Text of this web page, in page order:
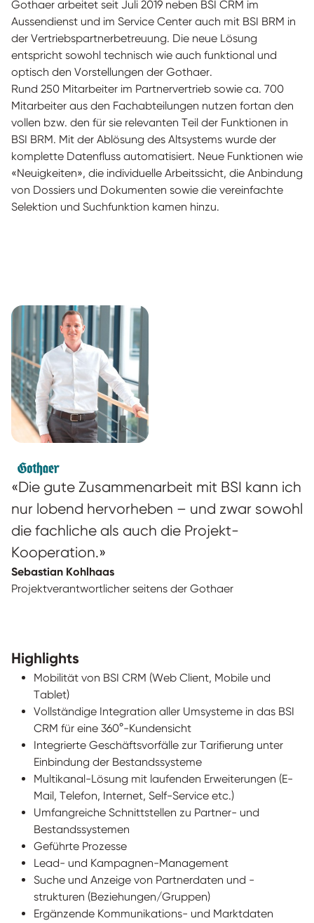
Gothaer arbeitet seit Juli 2019 neben BSI CRM im
Aussendienst und im Service Center auch mit BSI BRM in
der Vertriebspartnerbetreuung. Die neue Lösung
entspricht sowohl technisch wie auch funktional und
optisch den Vorstellungen der Gothaer.
Rund 250 Mitarbeiter im Partnervertrieb sowie ca. 700
Mitarbeiter aus den Fachabteilungen nutzen fortan den
vollen bzw. den für sie relevanten Teil der Funktionen in
BSI BRM. Mit der Ablösung des Altsystems wurde der
komplette Datenfluss automatisiert. Neue Funktionen wie
«Neuigkeiten», die individuelle Arbeitssicht, die Anbindung
von Dossiers und Dokumenten sowie die vereinfachte
Selektion und Suchfunktion kamen hinzu.
«Die gute Zusammenarbeit mit BSI kann ich
nur lobend hervorheben – und zwar sowohl
die fachliche als auch die Projekt-
Kooperation.»
Sebastian Kohlhaas
Projektverantwortlicher seitens der Gothaer
Highlights
Mobilität von BSI CRM (Web Client, Mobile und
Tablet)
Vollständige Integration aller Umsysteme in das BSI
CRM für eine 360°-Kundensicht
Integrierte Geschäftsvorfälle zur Tarifierung unter
Einbindung der Bestandssysteme
Multikanal-Lösung mit laufenden Erweiterungen (E-
Mail, Telefon, Internet, Self-Service etc.)
Umfangreiche Schnittstellen zu Partner- und
Bestandssystemen
Geführte Prozesse
Lead- und Kampagnen-Management
Suche und Anzeige von Partnerdaten und -
strukturen (Beziehungen/Gruppen)
Ergänzende Kommunikations- und Marktdaten